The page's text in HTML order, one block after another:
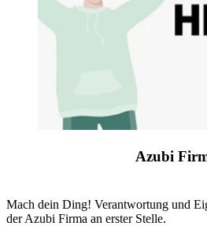
Azubi
Mach dein Ding! Verantwortung und
der Azubi Firma an erster Stelle.